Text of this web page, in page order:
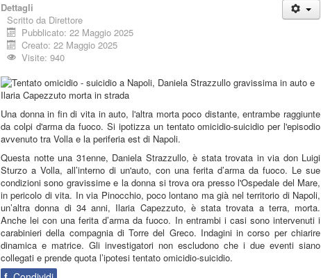
Dettagli
Scritto da Direttore
Pubblicato: 22 Maggio 2025
Creato: 22 Maggio 2025
Visite: 940
Una donna in fin di vita in auto, l'altra morta poco distante, entrambe raggiunte
da colpi d'arma da fuoco. Si ipotizza un tentato omicidio-suicidio per l'episodio
avvenuto tra Volla e la periferia est di Napoli.
Questa notte una 31enne, Daniela Strazzullo, è stata trovata in via don Luigi
Sturzo a Volla, all’interno di un'auto, con una ferita d’arma da fuoco. Le sue
condizioni sono gravissime e la donna si trova ora presso l'Ospedale del Mare,
in pericolo di vita. In via Pinocchio, poco lontano ma già nel territorio di Napoli,
un’altra donna di 34 anni, Ilaria Capezzuto, è stata trovata a terra, morta.
Anche lei con una ferita d’arma da fuoco. In entrambi i casi sono intervenuti i
carabinieri della compagnia di Torre del Greco. Indagini in corso per chiarire
dinamica e matrice. Gli investigatori non escludono che i due eventi siano
collegati e prende quota l’ipotesi tentato omicidio-suicidio.